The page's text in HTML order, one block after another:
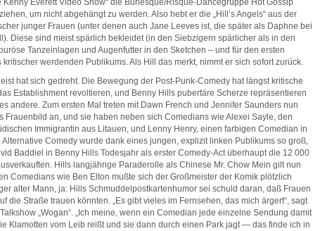
Kenny Everett Video Show“ die Burlesque/Risque-Dancegruppe Hot Gossip
um nicht abgehängt zu werden. Also hebt er die „Hill’s Angels“ aus der
junger Frauen (unter denen auch Jane Leeves ist, die später als Daphne bei
Diese sind meist spärlich bekleidet (in den Siebzigern spärlicher als in den
Tanzeinlagen und Augenfutter in den Sketchen – und für den ersten
werdenden Publikums. Als Hill das merkt, nimmt er sich sofort zurück.
hat sich gedreht. Die Bewegung der Post-Punk-Comedy hat längst kritische
Establishment revoltieren, und Benny Hills pubertäre Scherze repräsentieren
andere. Zum ersten Mal treten mit Dawn French und Jennifer Saunders nun
Frauenbild an, und sie haben neben sich Comedians wie Alexei Sayle, den
Immigrantin aus Litauen, und Lenny Henry, einen farbigen Comedian in
Comedy wurde dank eines jungen, explizit linken Publikums so groß,
Baddiel in Benny Hills Todesjahr als erster Comedy-Act überhaupt die 12 000
Hills langjährige Paraderolle als Chinese Mr. Chow Mein gilt nun
Comedians wie Ben Elton mußte sich der Großmeister der Komik plötzlich
alter Mann, ja: Hills Schmuddelpostkartenhumor sei schuld daran, daß Frauen
die Straße trauen könnten. „Es gibt vieles im Fernsehen, das mich ärgert“, sagt
„Wogan“. „Ich meine, wenn ein Comedian jede einzelne Sendung damit
Klamotten vom Leib reißt und sie dann durch einen Park jagt — das finde ich in